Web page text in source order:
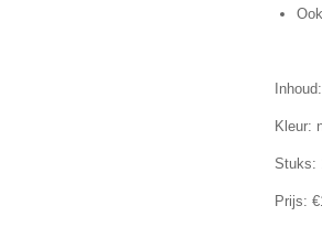
Kleur:
Stuks:
Prijs: